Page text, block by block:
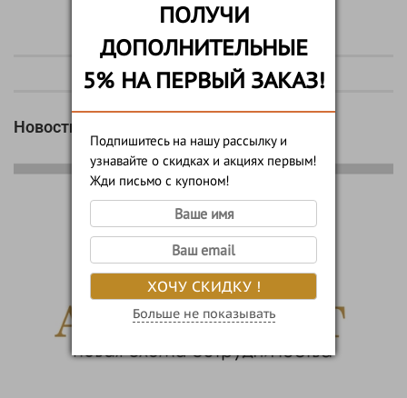
ПОЛУЧИ
ДОПОЛНИТЕЛЬНЫЕ
5% НА ПЕРВЫЙ ЗАКАЗ!
Подпишитесь на нашу рассылку и
узнавайте о скидках и акциях первым!
Жди письмо с купоном!
ХОЧУ СКИДКУ !
Больше не показывать
Новости